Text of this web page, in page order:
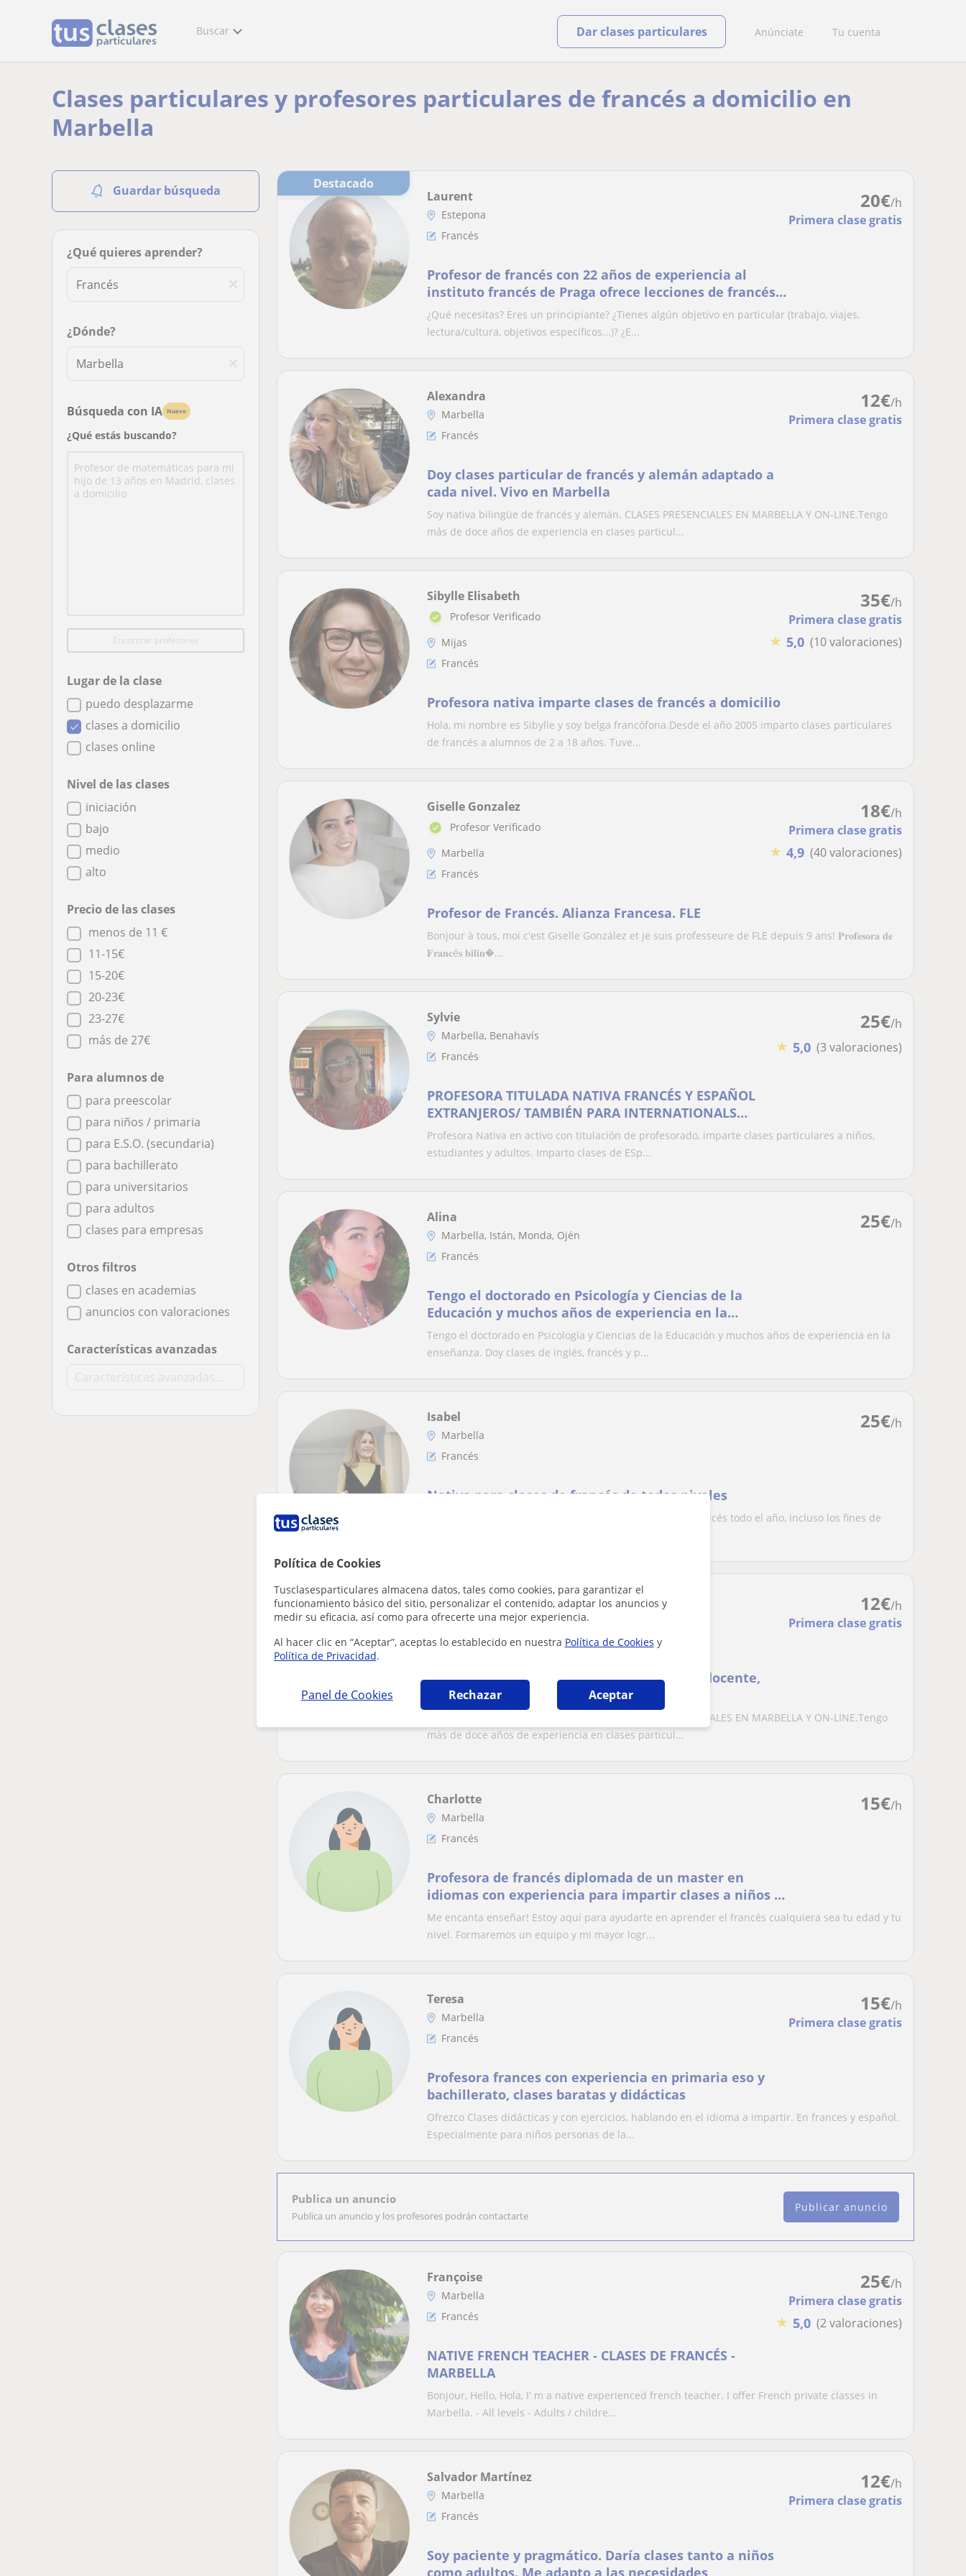
Política de Cookies
Tusclasesparticulares almacena datos, tales como cookies, para garantizar el
funcionamiento básico del sitio, personalizar el contenido, adaptar los anuncios y
medir su eficacia, así como para ofrecerte una mejor experiencia.
Al hacer clic en “Aceptar”, aceptas lo establecido en nuestra Política de Cookies y
Política de Privacidad.
Panel de Cookies Rechazar Aceptar
Buscar Anúnciate Tu cuenta
Dar clases particulares
Clases particulares y profesores particulares de francés a domicilio en
Marbella
Guardar búsqueda
¿Qué quieres aprender?
¿Dónde?
Búsqueda con IA Nuevo
¿Qué estás buscando?
Encontrar profesores
Lugar de la clase
puedo desplazarme
clases a domicilio
clases online
Nivel de las clases
iniciación
bajo
medio
alto
Precio de las clases
menos de 11 €
11-15€
15-20€
20-23€
23-27€
más de 27€
Para alumnos de
para preescolar
para niños / primaria
para E.S.O. (secundaria)
para bachillerato
para universitarios
para adultos
clases para empresas
Otros filtros
clases en academias
anuncios con valoraciones
Características avanzadas
Destacado
20€/h
Primera clase gratis
Laurent
Estepona
Francés
Profesor de francés con 22 años de experiencia al
instituto francés de Praga ofrece lecciones de francés
para todas las edades y niveles.
¿Qué necesitas? Eres un principiante? ¿Tienes algún objetivo en particular (trabajo, viajes,
lectura/cultura, objetivos específicos...)? ¿E...
12€/h
Primera clase gratis
Alexandra
Marbella
Francés
Doy clases particular de francés y alemán adaptado a
cada nivel. Vivo en Marbella
Soy nativa bilingüe de francés y alemán. CLASES PRESENCIALES EN MARBELLA Y ON-LINE.Tengo
más de doce años de experiencia en clases particul...
35€/h
Primera clase gratis
★ 5,0 (10 valoraciones)
Sibylle Elisabeth
Profesor Verificado
Mijas
Francés
Profesora nativa imparte clases de francés a domicilio
Hola, mi nombre es Sibylle y soy belga francófona.Desde el año 2005 imparto clases particulares
de francés a alumnos de 2 a 18 años. Tuve...
18€/h
Primera clase gratis
★ 4,9 (40 valoraciones)
Giselle Gonzalez
Profesor Verificado
Marbella
Francés
Profesor de Francés. Alianza Francesa. FLE
Bonjour à tous, moi c'est Giselle González et je suis professeure de FLE depuis 9 ans! ⁣⁣𝐏𝐫𝐨𝐟𝐞𝐬𝐨𝐫𝐚 𝐝𝐞
𝐅𝐫𝐚𝐧𝐜é𝐬 𝐛𝐢𝐥𝐢𝐧�...
25€/h
★ 5,0 (3 valoraciones)
Sylvie
Marbella, Benahavís
Francés
PROFESORA TITULADA NATIVA FRANCÉS Y ESPAÑOL
EXTRANJEROS/ TAMBIÉN PARA INTERNATIONALS
SCHOOLS, CENTROS BILINGÜES
Profesora Nativa en activo con titulación de profesorado, imparte clases particulares a niños,
estudiantes y adultos. Imparto clases de ESp...
25€/h
Alina
Marbella, Istán, Monda, Ojén
Francés
Tengo el doctorado en Psicología y Ciencias de la
Educación y muchos años de experiencia en la
enseñanza. Doy clases de inglés, francés y psicología
Tengo el doctorado en Psicología y Ciencias de la Educación y muchos años de experiencia en la
enseñanza. Doy clases de inglés, francés y p...
25€/h
Isabel
Marbella
Francés
Nativa para clases de francés de todos niveles
Siendo nativa francesa, imparto clases particulares de francés todo el año, incluso los fines de
12€/h
Primera clase gratis
Alexandra
Marbella
Francés
Profesora nativa francesa con experiencia docente,
imparte clase de francés en Marbella
Soy nativa bilingüe de francés y alemán. CLASES PRESENCIALES EN MARBELLA Y ON-LINE.Tengo
más de doce años de experiencia en clases particul...
15€/h
Charlotte
Marbella
Francés
Profesora de francés diplomada de un master en
idiomas con experiencia para impartir clases a niños y
adultos.
Me encanta enseñar! Estoy aquí para ayudarte en aprender el francés cualquiera sea tu edad y tu
nivel. Formaremos un equipo y mi mayor logr...
15€/h
Primera clase gratis
Teresa
Marbella
Francés
Profesora frances con experiencia en primaria eso y
bachillerato, clases baratas y didácticas
Ofrezco Clases didácticas y con ejercicios, hablando en el idioma a impartir. En frances y español.
Especialmente para niños personas de la...
Publica un anuncio
Publica un anuncio y los profesores podrán contactarte
Publicar anuncio
25€/h
Primera clase gratis
★ 5,0 (2 valoraciones)
Françoise
Marbella
Francés
NATIVE FRENCH TEACHER - CLASES DE FRANCÉS -
MARBELLA
Bonjour, Hello, Hola, I' m a native experienced french teacher. I offer French private classes in
Marbella. - All levels - Adults / childre...
12€/h
Primera clase gratis
Salvador Martínez
Marbella
Francés
Soy paciente y pragmático. Daría clases tanto a niños
como adultos. Me adapto a las necesidades